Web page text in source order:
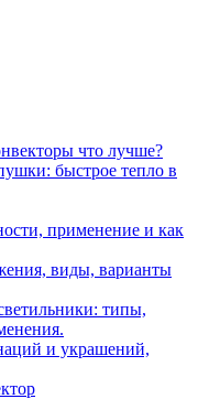
что лучше?
быстрое тепло в
применение и как
виды, варианты
типы,
и украшений,